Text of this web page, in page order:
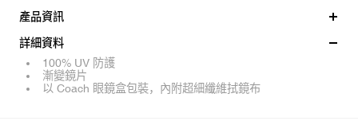
產品資訊
詳細資料
100% UV 防護
漸變鏡片
以 Coach 眼鏡盒包裝，內附超細纖維拭鏡布